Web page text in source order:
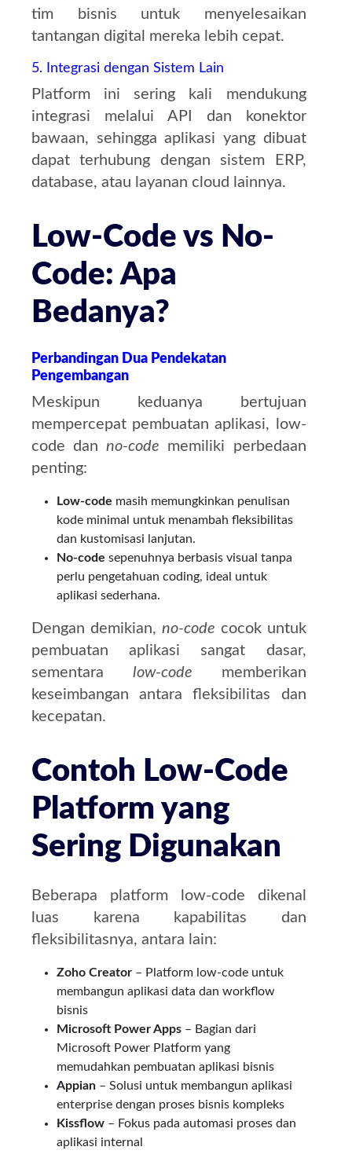
tim bisnis untuk menyelesaikan
tantangan digital mereka lebih cepat.
5. Integrasi dengan Sistem Lain
Platform ini sering kali mendukung
integrasi melalui API dan konektor
bawaan, sehingga aplikasi yang dibuat
dapat terhubung dengan sistem ERP,
database, atau layanan cloud lainnya.
Low-Code vs No-
Code: Apa
Bedanya?
Perbandingan Dua Pendekatan
Pengembangan
Meskipun keduanya bertujuan
mempercepat pembuatan aplikasi, low-
code danno-code memiliki perbedaan
penting:
Low-code masih memungkinkan penulisan
kode minimal untuk menambah fleksibilitas
dan kustomisasi lanjutan.
No-code sepenuhnya berbasis visual tanpa
perlu pengetahuan coding, ideal untuk
aplikasi sederhana.
Dengan demikian, no-code cocok untuk
pembuatan aplikasi sangat dasar,
sementara low-code memberikan
keseimbangan antara fleksibilitas dan
kecepatan.
Contoh Low-Code
Platform yang
Sering Digunakan
Beberapa platform low-code dikenal
luas karena kapabilitas dan
fleksibilitasnya, antara lain:
Zoho Creator – Platform low-code untuk
membangun aplikasi data dan workflow
bisnis
Microsoft Power Apps – Bagian dari
Microsoft Power Platform yang
memudahkan pembuatan aplikasi bisnis
Appian – Solusi untuk membangun aplikasi
enterprise dengan proses bisnis kompleks
Kissflow – Fokus pada automasi proses dan
aplikasi internal